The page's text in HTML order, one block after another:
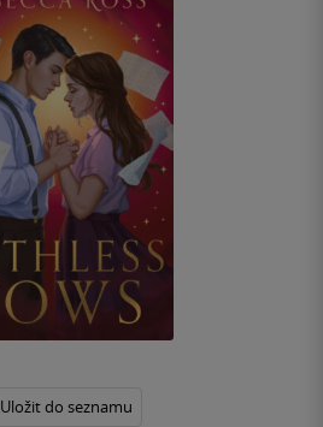
Uložit do seznamu